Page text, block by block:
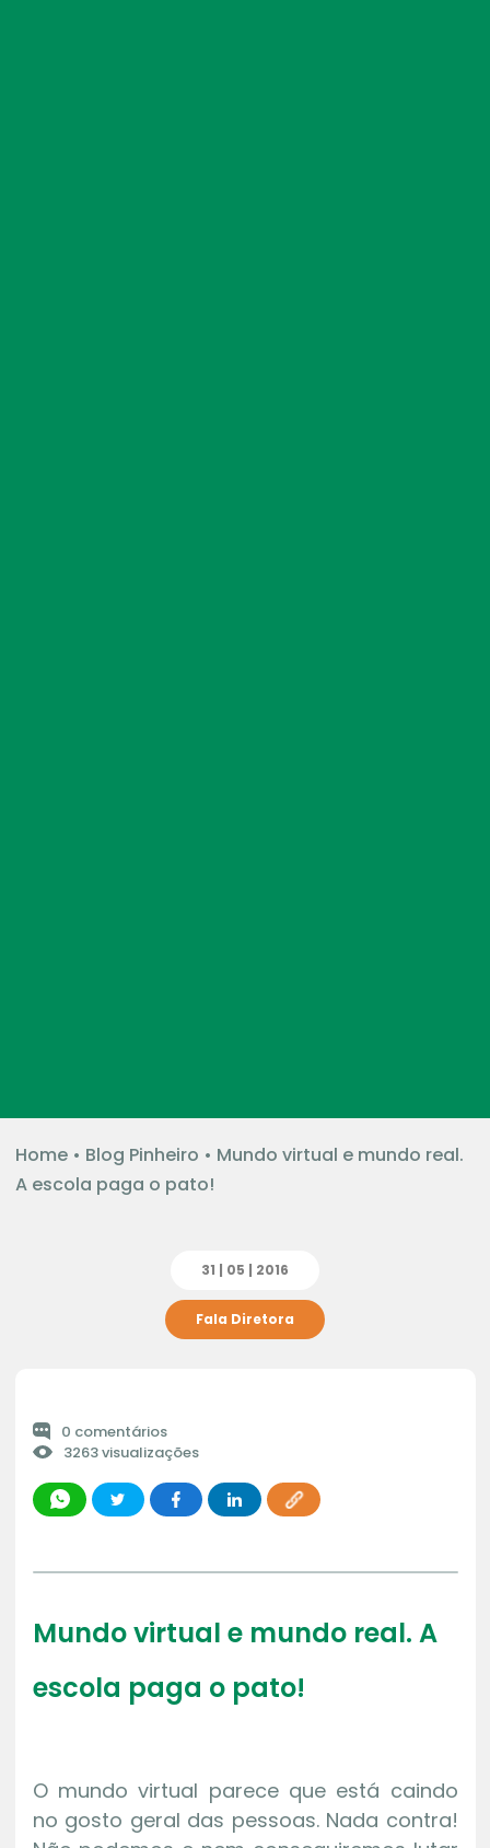
Home• Blog Pinheiro • Mundo virtual e mundo real.
A escola paga o pato!
31 | 05 | 2016
Fala Diretora
0 comentários
3263 visualizações
Mundo virtual e mundo real. A
escola paga o pato!
O mundo virtual parece que está caindo
no gosto geral das pessoas. Nada contra!